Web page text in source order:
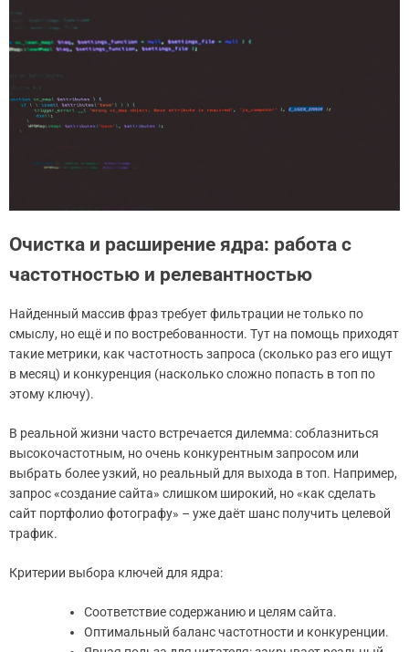
Очистка и расширение ядра: работа с
частотностью и релевантностью
Найденный массив фраз требует фильтрации не только по
смыслу, но ещё и по востребованности. Тут на помощь приходят
такие метрики, как частотность запроса (сколько раз его ищут
в месяц) и конкуренция (насколько сложно попасть в топ по
этому ключу).
В реальной жизни часто встречается дилемма: соблазниться
высокочастотным, но очень конкурентным запросом или
выбрать более узкий, но реальный для выхода в топ. Например,
запрос «создание сайта» слишком широкий, но «как сделать
сайт портфолио фотографу» – уже даёт шанс получить целевой
трафик.
Критерии выбора ключей для ядра:
Соответствие содержанию и целям сайта.
Оптимальный баланс частотности и конкуренции.